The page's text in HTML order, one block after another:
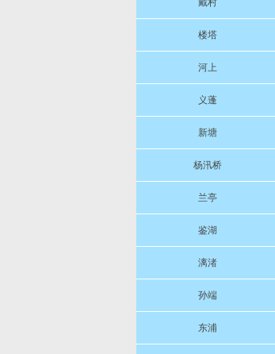
戴村
楼塔
河上
义蓬
新塘
杨汛桥
兰亭
鉴湖
漓渚
孙端
东浦